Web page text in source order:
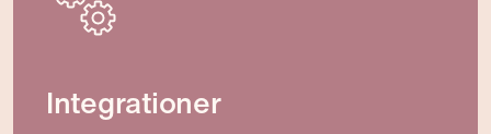
Integrationer